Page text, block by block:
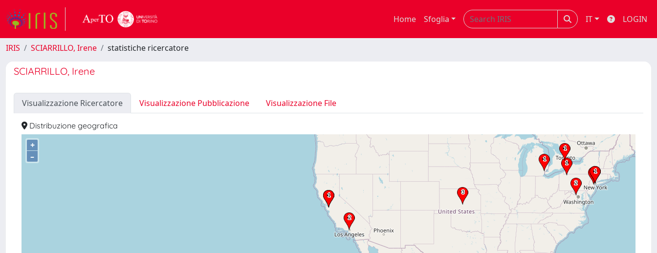
Home Sfoglia IT LOGIN
IRIS SCIARRILLO, Irene statistiche ricercatore
SCIARRILLO, Irene
Visualizzazione Ricercatore Visualizzazione Pubblicazione Visualizzazione File
Distribuzione geografica
+
–